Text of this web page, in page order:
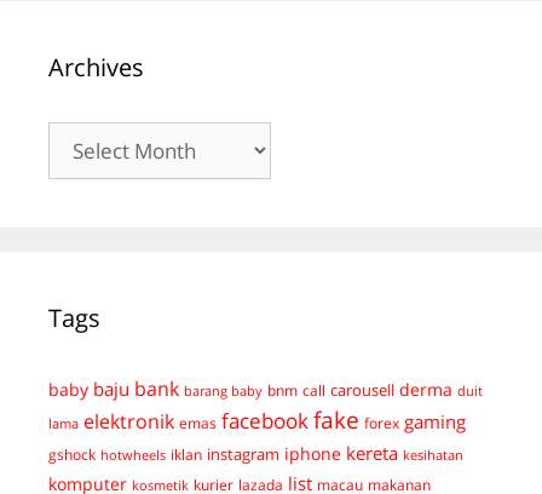
Archives
Tags
baby baju bank barang baby bnm call carousell derma duit
lama elektronik emas facebook fake forex gaming
gshock hotwheels iklan instagram iphone kereta kesihatan
komputer kosmetik kurier lazada list macau makanan